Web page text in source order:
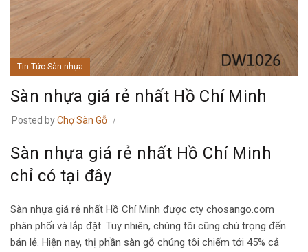
Tin Tức Sàn nhựa
Sàn nhựa giá rẻ nhất Hồ Chí Minh
Posted byChợ Sàn Gỗ
Sàn nhựa giá rẻ nhất Hồ Chí Minh
chỉ có tại đây
Sàn nhựa giá rẻ nhất Hồ Chí Minh được cty chosango.com
phân phối và lắp đặt. Tuy nhiên, chúng tôi cũng chú trọng đến
bán lẻ. Hiện nay, thị phần sàn gỗ chúng tôi chiếm tới 45% cả